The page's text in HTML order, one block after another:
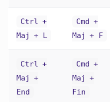
Ctrl +
Maj + L
Cmd +
Maj + F
Ctrl +
Maj +
End
Cmd +
Maj +
Fin